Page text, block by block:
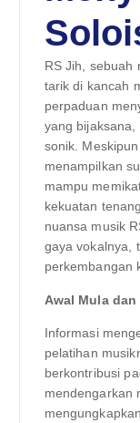
RS Jih, sebuah
tarik di kancah
perpaduan
yang
sonik.
menampilkan
mampu
kekuatan
nuansa musik
gaya vokalnya,
perkembangan
Awal Mula
Informasi
pelatihan
berkontribusi
mendengarkan